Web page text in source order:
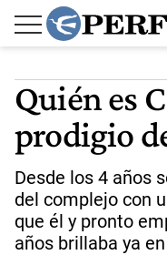
Quién es
prodigio
Desde los 4 años
del complejo con
que él y pronto
años brillaba ya